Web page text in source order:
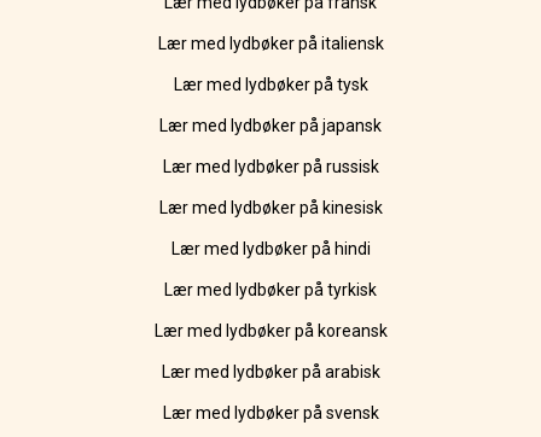
Lær med lydbøker på italiensk
Lær med lydbøker på tysk
Lær med lydbøker på japansk
Lær med lydbøker på russisk
Lær med lydbøker på kinesisk
Lær med lydbøker på hindi
Lær med lydbøker på tyrkisk
Lær med lydbøker på koreansk
Lær med lydbøker på arabisk
Lær med lydbøker på svensk